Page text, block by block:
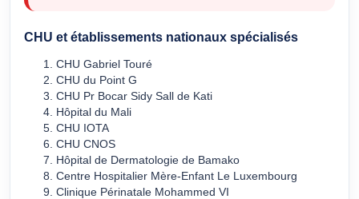
CHU et établissements nationaux spécialisés
CHU Gabriel Touré
CHU du Point G
CHU Pr Bocar Sidy Sall de Kati
Hôpital du Mali
CHU IOTA
CHU CNOS
Hôpital de Dermatologie de Bamako
Centre Hospitalier Mère-Enfant Le Luxembourg
Clinique Périnatale Mohammed VI